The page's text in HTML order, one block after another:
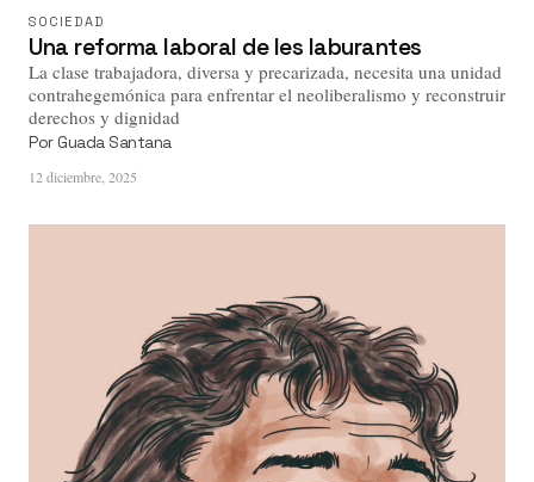
SOCIEDAD
Una reforma laboral de les laburantes
La clase trabajadora, diversa y precarizada, necesita una unidad
contrahegemónica para enfrentar el neoliberalismo y reconstruir
derechos y dignidad
PorGuada Santana
12 diciembre, 2025